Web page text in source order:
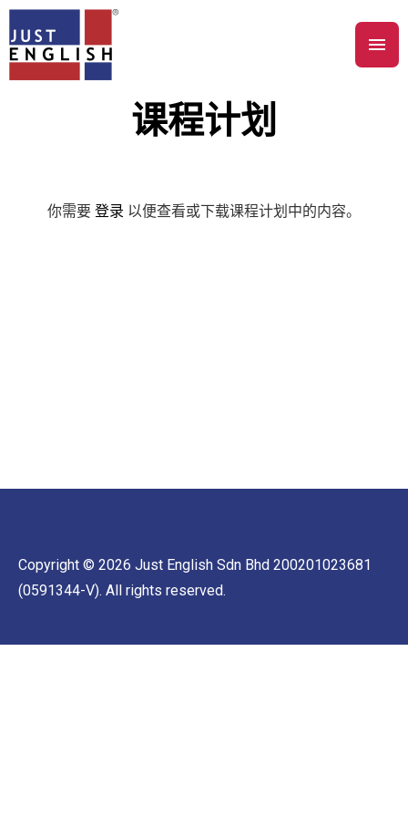
课程计划
你需要 登录 以便查看或下载课程计划中的内容。
Copyright © 2026 Just English Sdn Bhd 200201023681
(0591344-V). All rights reserved.